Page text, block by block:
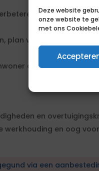
Deze website
onze website te
met ons
van de kwaliteit
plan van aanpak
deze zelf
en
werkhouding en oog
via een